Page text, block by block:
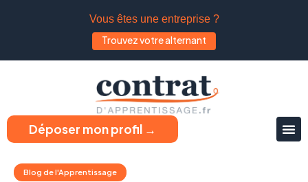
Vous êtes une entreprise ?
Trouvez votre alternant
Déposer mon profil →
Blog de l'Apprentissage